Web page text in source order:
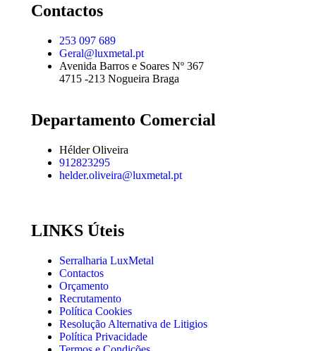
Contactos
253 097 689
Geral@luxmetal.pt
Avenida Barros e Soares Nº 367
4715 -213 Nogueira Braga
Departamento Comercial
Hélder Oliveira
912823295
helder.oliveira@luxmetal.pt
LINKS Úteis
Serralharia LuxMetal
Contactos
Orçamento
Recrutamento
Política Cookies
Resolução Alternativa de Litigios
Política Privacidade